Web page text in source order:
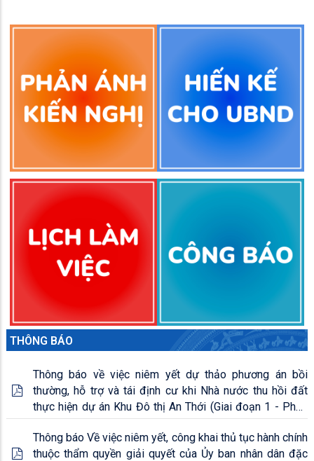
THÔNG BÁO
Thông báo về việc niêm yết dự thảo phương án bồi
thường, hỗ trợ và tái định cư khi Nhà nước thu hồi đất
thực hiện dự án Khu Đô thị An Thới (Giai đoạn 1 - Phần
tuyến Đại lộ APEC) tại khu phố 4 An Thới và khu phố 7
An Thới, đặc khu Phú Quốc, tỉnh An Giang
Thông báo Về việc niêm yết, công khai thủ tục hành chính
thuộc thẩm quyền giải quyết của Ủy ban nhân dân đặc